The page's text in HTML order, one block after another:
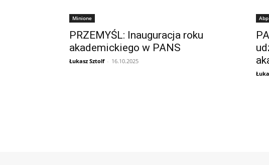
Minione
PRZEMYŚL: Inauguracja roku
akademickiego w PANS
Łukasz Sztolf - 16.10.2025